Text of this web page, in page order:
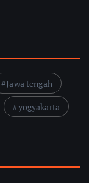
Jawa tengah
yogyakarta